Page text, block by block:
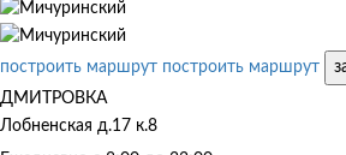
построить маршрут построить маршрут
ДМИТРОВКА
Лобненская д.17 к.8